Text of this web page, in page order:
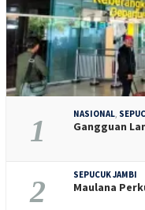
1 NASIONAL
Gangguan
2 SEPUCUK JAMBI
Maulana